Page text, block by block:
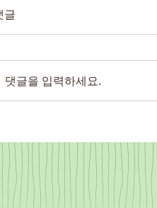
글
댓글을 입력하세요.